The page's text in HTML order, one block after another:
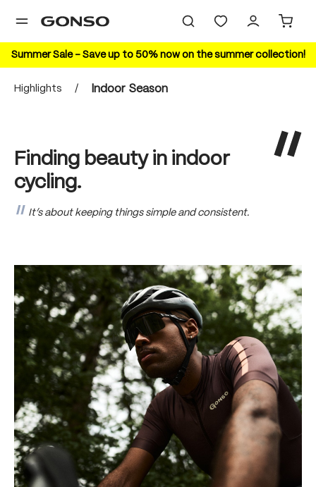
content
Summer Sale – Save up to 50% now on the summer collection!
Highlights / Indoor Season
Finding beauty in indoor
cycling.
It’s about keeping things simple and consistent.